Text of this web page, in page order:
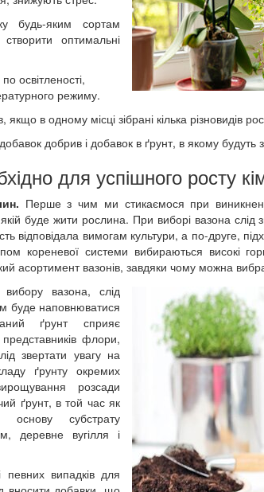
будь-яким сортам
оптимальні
освітленості,
режиму.
якщо в одному місці зібрані кілька різновидів
добрив і добавок в ґрунт, в якому будуть
для успішного росту
Перше з чим ми стикаємося при
буде жити рослина. При виборі вазона
відповідала вимогам культури, а по-друге,
кореневої системи вибираються високі
асортимент вазонів, завдяки чому можна
вибору вазона, слід
буде наповнюватися
ґрунт сприяє
флори,
звертати увагу на
ґрунту окремих
розсади
ґрунт, в той час як
основу субстрату
деревне вугілля і
певних випадків для